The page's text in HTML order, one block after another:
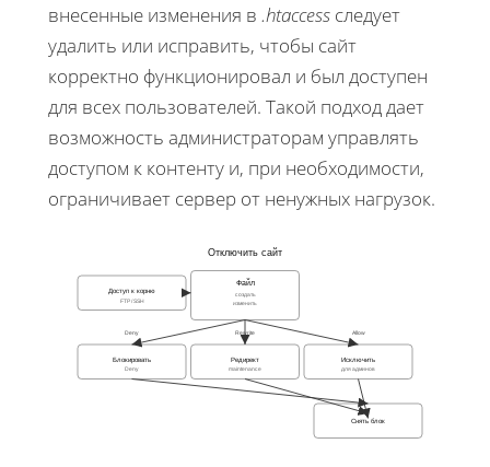
внесенные изменения в .htaccess следует
удалить или исправить, чтобы сайт
корректно функционировал и был доступен
для всех пользователей. Такой подход дает
возможность администраторам управлять
доступом к контенту и, при необходимости,
ограничивает сервер от ненужных нагрузок.
Отключить сайт
Доступ к корню
FTP / SSH
Файл
создать
изменить
Снять блок
Блокировать
Deny
Редирект
maintenance
Исключить
для админов
Deny Rewrite Allow